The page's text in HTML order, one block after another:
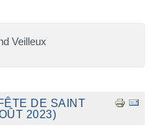
Veilleux
DE SAINT
2023)